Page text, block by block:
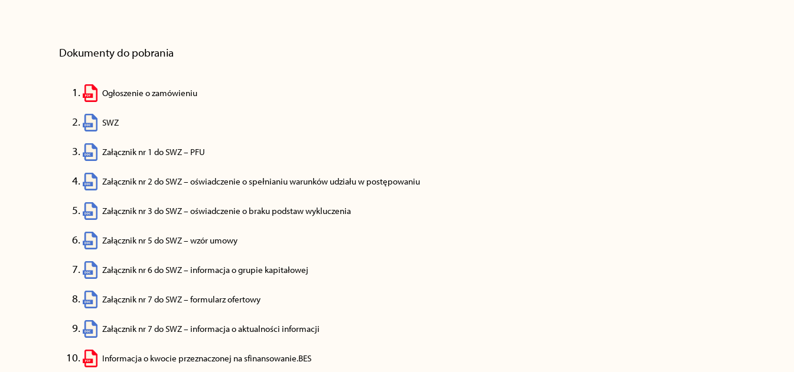
Dokumenty do pobrania
Ogłoszenie o zamówieniu
SWZ
Załącznik nr 1 do SWZ – PFU
Załącznik nr 2 do SWZ – oświadczenie o spełnianiu warunków udziału w postępowaniu
Załącznik nr 3 do SWZ – oświadczenie o braku podstaw wykluczenia
Załącznik nr 5 do SWZ – wzór umowy
Załącznik nr 6 do SWZ – informacja o grupie kapitałowej
Załącznik nr 7 do SWZ – formularz ofertowy
Załącznik nr 7 do SWZ – informacja o aktualności informacji
Informacja o kwocie przeznaczonej na sfinansowanie.BES